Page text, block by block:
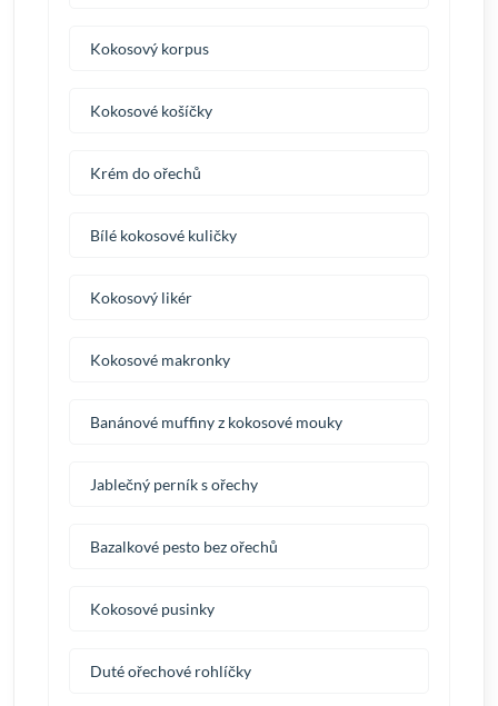
Kokosový korpus
Kokosové košíčky
Krém do ořechů
Bílé kokosové kuličky
Kokosový likér
Kokosové makronky
Banánové muffiny z kokosové mouky
Jablečný perník s ořechy
Bazalkové pesto bez ořechů
Kokosové pusinky
Duté ořechové rohlíčky